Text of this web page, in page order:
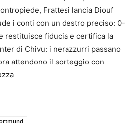
Frattesi lancia Diouf
i conti con un destro preciso: 0-
restituisce fiducia e certifica la
di Chivu: i nerazzurri passano
attendono il sorteggio con